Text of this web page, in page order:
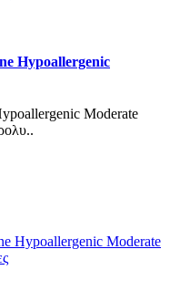
Hypoallergenic
Moderate